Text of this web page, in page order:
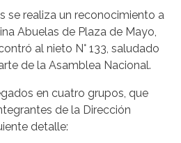
se realiza un reconocimiento a
Abuelas de Plaza de Mayo,
al nieto N° 133, saludado
de la Asamblea Nacional.
en cuatro grupos, que
de la Dirección
detalle: